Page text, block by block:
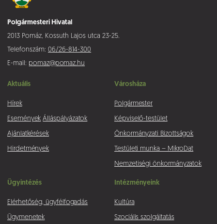
Polgármesteri Hivatal
2013 Pomáz, Kossuth Lajos utca 23-25.
Telefonszám: 06/26-814-300
E-mail: pomaz@pomaz.hu
Aktuális
Hírek
Események Álláspályázatok
Ajánlatkérések
Hirdetmények
Városháza
Polgármester
Képviselő-testület
Önkormányzati Bizottságok
Testületi munka – MikroDat
Nemzetiségi önkormányzatok
Ügyintézés
Elérhetőség, ügyfélfogadás
Ügymenetek
Intézményeink
Kultúra
Szociális szolgáltatás